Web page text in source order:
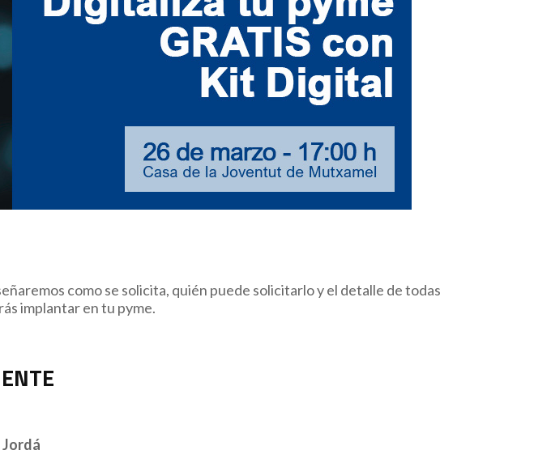
como se solicita, quién puede solicitarlo y el detalle de todas
implantar en tu pyme.